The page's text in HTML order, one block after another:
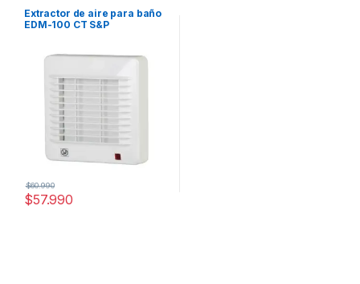
Extractor de aire para baño
EDM-100 CT S&P
$57.990
$60.990